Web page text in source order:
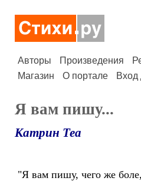
Авторы Произведения
Магазин
О портале Вход
Я вам пишу...
Катрин Теа
"Я вам пишу, чего же боле,